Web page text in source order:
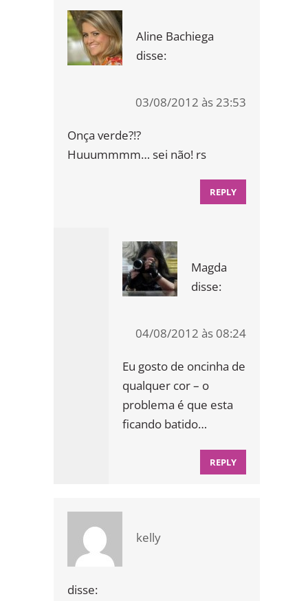
Aline Bachiega
disse:
03/08/2012 às 23:53
Onça verde?!?
Huuummmm… sei não! rs
REPLY
Magda
disse:
04/08/2012 às 08:24
Eu gosto de oncinha de
qualquer cor – o
problema é que esta
ficando batido…
REPLY
kelly
disse: